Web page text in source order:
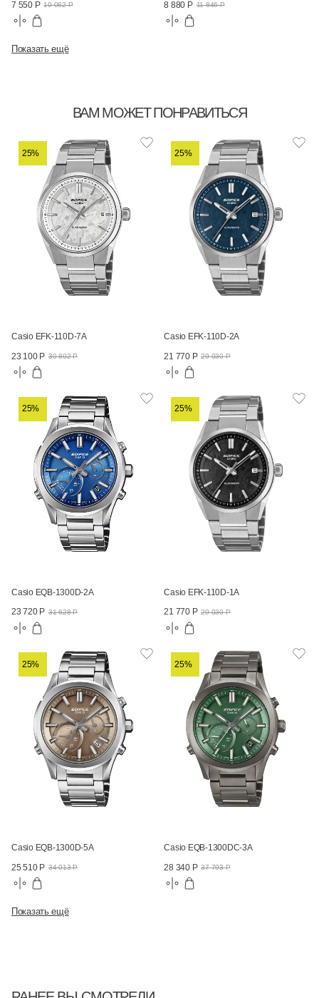
7 550 Р 10 062 Р 8 880 Р 11 846 Р
Показать ещё
ВАМ МОЖЕТ ПОНРАВИТЬСЯ
25%
Casio EFK-110D-7A
23 100 Р 30 802 Р
25%
Casio EFK-110D-2A
21 770 Р 29 030 Р
25%
Casio EQB-1300D-2A
23 720 Р 31 628 Р
25%
Casio EFK-110D-1A
21 770 Р 29 030 Р
25%
Casio EQB-1300D-5A
25 510 Р 34 013 Р
25%
Casio EQB-1300DC-3A
28 340 Р 37 793 Р
Показать ещё